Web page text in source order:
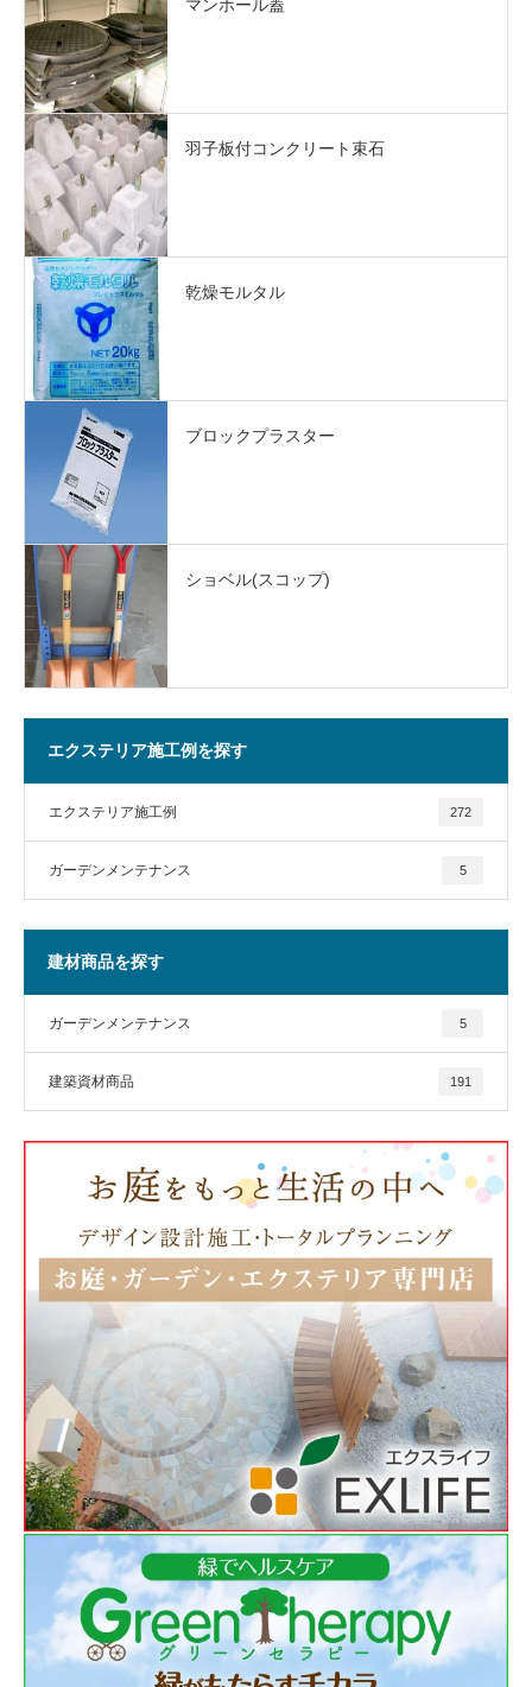
マンホール蓋
羽子板付コンクリート束石
乾燥モルタル
ブロックプラスター
ショベル(スコップ)
エクステリア施工例を探す
エクステリア施工例 272
ガーデンメンテナンス 5
建材商品を探す
ガーデンメンテナンス 5
建築資材商品 191